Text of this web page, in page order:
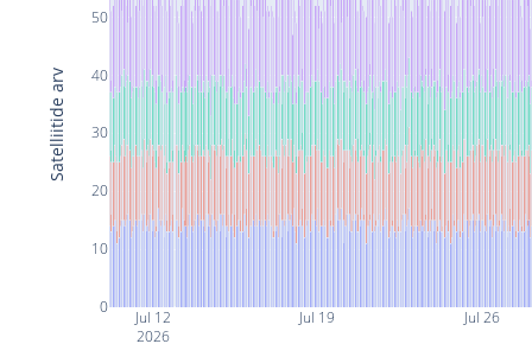
Jul 12
2026
Jul 19 Jul 26
0
10
20
30
40
50
Satelliitide arv